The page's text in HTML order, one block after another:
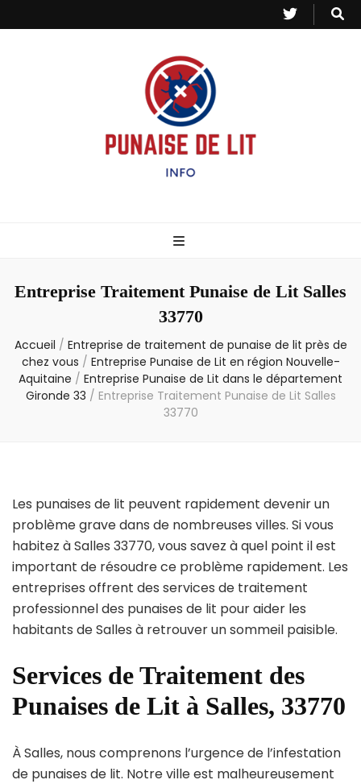
– Info
Entreprise Traitement Punaise de Lit Salles
33770
Accueil / Entreprise de traitement de punaise de lit près de
chez vous / Entreprise Punaise de Lit en région Nouvelle-
Aquitaine / Entreprise Punaise de Lit dans le département
Gironde 33 / Entreprise Traitement Punaise de Lit Salles
33770
Les punaises de lit peuvent rapidement devenir un
problème grave dans de nombreuses villes. Si vous
habitez à Salles 33770, vous savez à quel point il est
important de résoudre ce problème rapidement. Les
entreprises offrent des services de traitement
professionnel des punaises de lit pour aider les
habitants de Salles à retrouver un sommeil paisible.
Services de Traitement des
Punaises de Lit à Salles, 33770
À Salles, nous comprenons l’urgence de l’infestation
de punaises de lit. Notre ville est malheureusement